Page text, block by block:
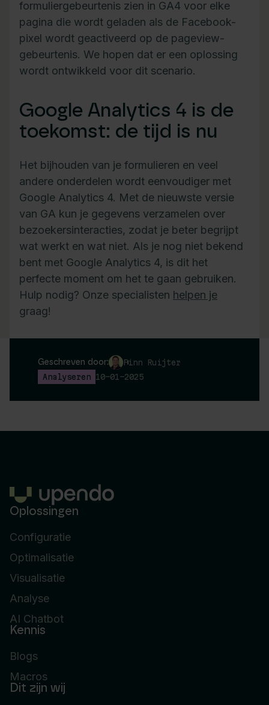
formuliergebeurtenis zien in GA4 voor elke
pagina die wordt geladen als de Facebook-
pixel wordt geactiveerd op de pageview-
gebeurtenis. We hopen dat er een oplossing
wordt ontwikkeld voor dit scenario.
Google Analytics 4 is de
toekomst: de tijd is nu
Het bijhouden van je formulieren en veel
andere onderdelen wordt eenvoudiger met
Google Analytics 4. Met de nieuwste versie
van GA kun je gegevens verzamelen over
bezoekersinteracties, zodat je beter begrijpt
wat werkt en wat niet. Als je nog niet bekend
bent met Google Analytics 4, is dit het
perfecte moment om het te gaan gebruiken.
Hulp nodig? Onze specialisten helpen je
graag!
Geschreven door:
Finn Ruijter
Analyseren
10-01-2025
Oplossingen
Configuratie
Optimalisatie
Visualisatie
Analyse
AI Chatbot
Kennis
Blogs
Macros
Dit zijn wij